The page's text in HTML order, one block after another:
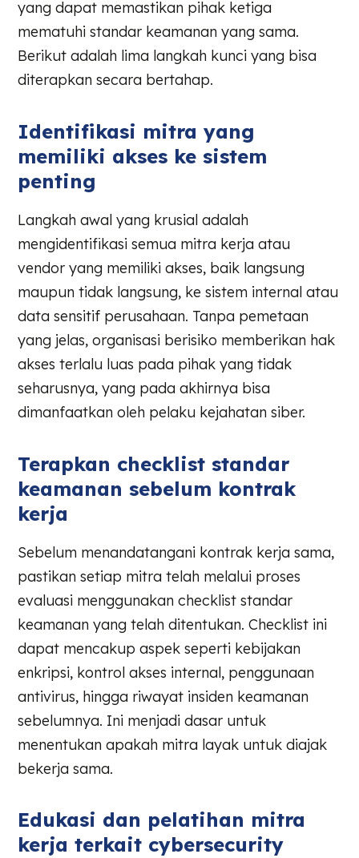
yang dapat memastikan pihak ketiga
mematuhi standar keamanan yang sama.
Berikut adalah lima langkah kunci yang bisa
diterapkan secara bertahap.
Identifikasi mitra yang
memiliki akses ke sistem
penting
Langkah awal yang krusial adalah
mengidentifikasi semua mitra kerja atau
vendor yang memiliki akses, baik langsung
maupun tidak langsung, ke sistem internal atau
data sensitif perusahaan. Tanpa pemetaan
yang jelas, organisasi berisiko memberikan hak
akses terlalu luas pada pihak yang tidak
seharusnya, yang pada akhirnya bisa
dimanfaatkan oleh pelaku kejahatan siber.
Terapkan checklist standar
keamanan sebelum kontrak
kerja
Sebelum menandatangani kontrak kerja sama,
pastikan setiap mitra telah melalui proses
evaluasi menggunakan checklist standar
keamanan yang telah ditentukan. Checklist ini
dapat mencakup aspek seperti kebijakan
enkripsi, kontrol akses internal, penggunaan
antivirus, hingga riwayat insiden keamanan
sebelumnya. Ini menjadi dasar untuk
menentukan apakah mitra layak untuk diajak
bekerja sama.
Edukasi dan pelatihan mitra
kerja terkait cybersecurity